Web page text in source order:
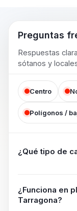
Preguntas
Respuestas
sótanos y
Centro
Polígonos /
¿Qué tipo de
¿Funciona en
Tarragona?